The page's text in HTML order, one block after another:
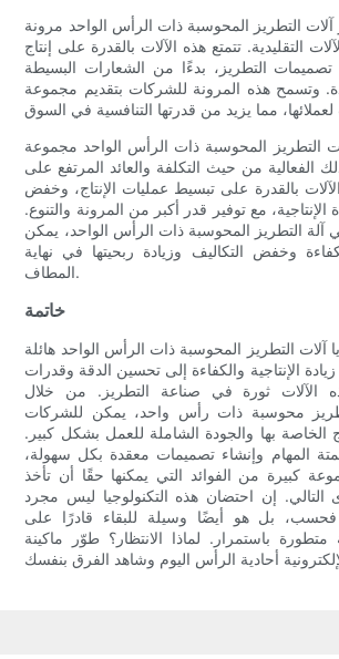
التطريز المحوسبة ذات الرأس الواحد مرونة
التقليدية. تتمتع هذه الآلات بالقدرة على إنتاج
التطريز، بدءًا من الشعارات البسيطة
وتسمح هذه المرونة للشركات بتقديم مجموعة
التطريز المحوسبة ذات الرأس الواحد مجموعة
الفعالية من حيث التكلفة والعائد المرتفع على
الآلات بالقدرة على تبسيط عمليات الإنتاج، وخفض
الإنتاجية، مع توفير قدر أكبر من المرونة والتنوع.
آلة التطريز المحوسبة ذات الرأس الواحد، يمكن
وخفض التكاليف وزيادة ربحيتها في نهاية
المطاف.
خاتمة
آلات التطريز المحوسبة ذات الرأس الواحد هائلة
الإنتاجية والكفاءة إلى تحسين الدقة وقدرات
الآلات ثورة في صناعة التطريز. من خلال
محوسبة ذات رأس واحد، يمكن للشركات
الخاصة بها والجودة الشاملة للعمل بشكل كبير.
المهام وإنشاء تصميمات معقدة بكل سهولة،
كبيرة من الفوائد التي يمكنها حقًا أن تأخذ
التالي. إن احتضان هذه التكنولوجيا ليس مجرد
بل هو أيضًا وسيلة للبقاء قادرًا على
باستمرار. لماذا الانتظار؟ طوّر ماكينة